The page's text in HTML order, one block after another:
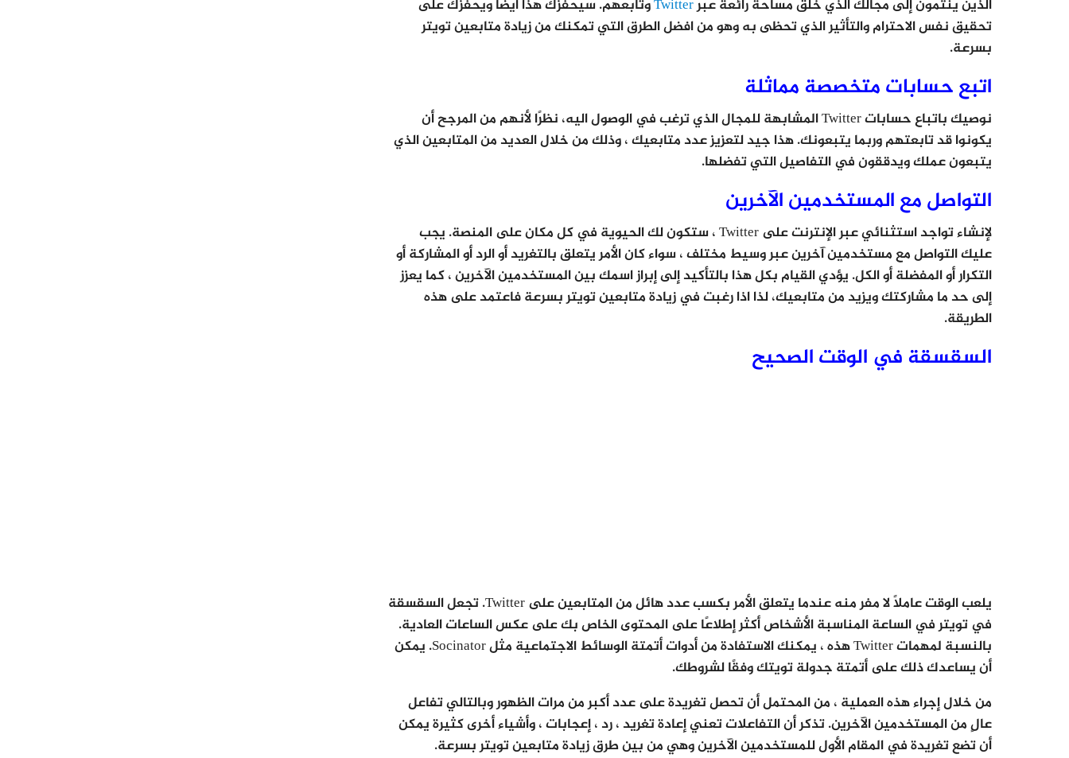
الذين ينتمون إلى مجالك الذي خلق مساحة رائعة عبرTwitterوتابعهم. سيحفزك هذا أيضًا ويحفزك على
تحقيق نفس الاحترام والتأثير الذي تحظى به وهو من افضل الطرق التي تمكنك من زيادة متابعين تويتر
بسرعة.
اتبع حسابات متخصصة مماثلة
نوصيك باتباع حسابات Twitter المشابهة للمجال الذي ترغب في الوصول اليه، نظرًا لأنهم من المرجح أن
يكونوا قد تابعتهم وربما يتبعونك. هذا جيد لتعزيز عدد متابعيك ، وذلك من خلال العديد من المتابعين الذي
يتبعون عملك ويدققون في التفاصيل التي تفضلها.
التواصل مع المستخدمين الآخرين
لإنشاء تواجد استثنائي عبر الإنترنت على Twitter ، ستكون لك الحيوية في كل مكان على المنصة. يجب
عليك التواصل مع مستخدمين آخرين عبر وسيط مختلف ، سواء كان الأمر يتعلق بالتغريد أو الرد أو المشاركة أو
التكرار أو المفضلة أو الكل. يؤدي القيام بكل هذا بالتأكيد إلى إبراز اسمك بين المستخدمين الآخرين ، كما يعزز
إلى حد ما مشاركتك ويزيد من متابعيك، لذا اذا رغبت في زيادة متابعين تويتر بسرعة فاعتمد على هذه
الطريقة.
السقسقة في الوقت الصحيح
يلعب الوقت عاملاً لا مفر منه عندما يتعلق الأمر بكسب عدد هائل من المتابعين على Twitter. تجعل السقسقة
في تويتر في الساعة المناسبة الأشخاص أكثر إطلاعًا على المحتوى الخاص بك على عكس الساعات العادية.
بالنسبة لمهمات Twitter هذه ، يمكنك الاستفادة من أدوات أتمتة الوسائط الاجتماعية مثل Socinator. يمكن
أن يساعدك ذلك على أتمتة جدولة تويتك وفقًا لشروطك.
من خلال إجراء هذه العملية ، من المحتمل أن تحصل تغريدة على عدد أكبر من مرات الظهور وبالتالي تفاعل
عالٍ من المستخدمين الآخرين. تذكر أن التفاعلات تعني إعادة تغريد ، رد ، إعجابات ، وأشياء أخرى كثيرة يمكن
أن تضع تغريدة في المقام الأول للمستخدمين الآخرين وهي من بين طرق زيادة متابعين تويتر بسرعة.